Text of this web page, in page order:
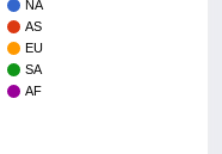
NA
AS
EU
SA
AF